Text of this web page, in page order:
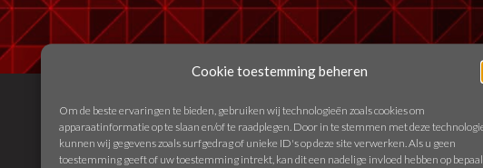
Cookie toestemming beheren
Om de beste ervaringen te bieden, gebruiken wij technologieën zoals cookies om
apparaatinformatie op te slaan en/of te raadplegen. Door in te stemmen met deze
kunnen wij gegevens zoals surfgedrag of unieke ID's op deze site verwerken. Als u geen
toestemming geeft of uw toestemming intrekt, kan dit een nadelige invloed hebben op